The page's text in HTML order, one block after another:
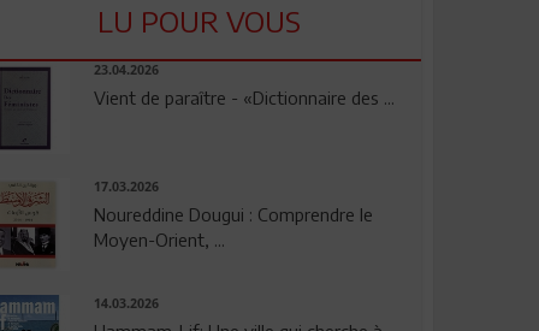
LU POUR VOUS
23.04.2026
Vient de paraître - «Dictionnaire des ...
17.03.2026
Noureddine Dougui : Comprendre le
Moyen-Orient, ...
14.03.2026